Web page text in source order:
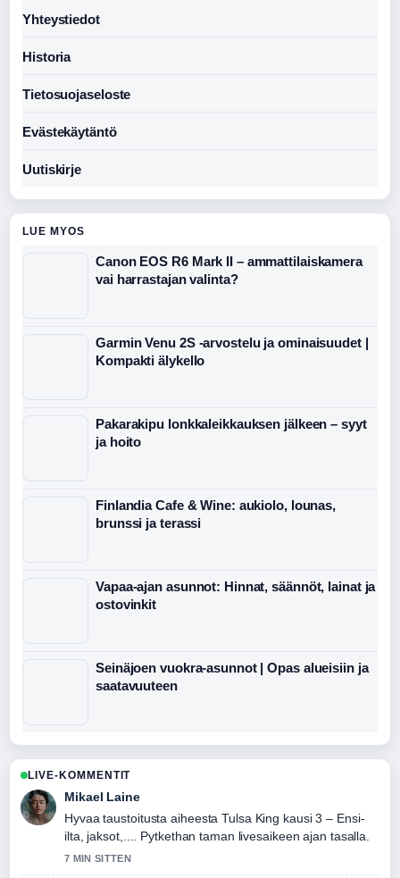
Yhteystiedot
Historia
Tietosuojaseloste
Evästekäytäntö
Uutiskirje
LUE MYOS
Canon EOS R6 Mark II – ammattilaiskamera
vai harrastajan valinta?
Garmin Venu 2S -arvostelu ja ominaisuudet |
Kompakti älykello
Pakarakipu lonkkaleikkauksen jälkeen – syyt
ja hoito
Finlandia Cafe & Wine: aukiolo, lounas,
brunssi ja terassi
Vapaa-ajan asunnot: Hinnat, säännöt, lainat ja
ostovinkit
Seinäjoen vuokra-asunnot | Opas alueisiin ja
saatavuuteen
LIVE-KOMMENTIT
Mikael Laine
Hyvaa taustoitusta aiheesta Tulsa King kausi 3 – Ensi-
ilta, jaksot,.... Pytkethan taman livesaikeen ajan tasalla.
7 MIN SITTEN